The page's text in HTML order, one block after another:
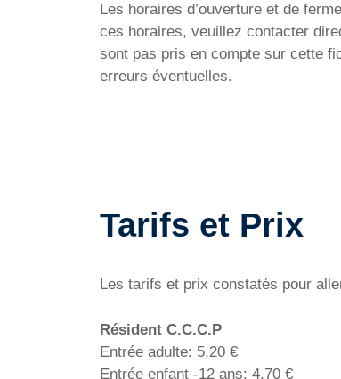
Les horaires d’ouverture et de
ces horaires, veuillez contacter
sont pas pris en compte sur cette
erreurs éventuelles.
Tarifs et Prix
Les tarifs et prix constatés pour
Résident C.C.C.P
Entrée adulte: 5,20 €
Entrée enfant -12 ans: 4,70 €